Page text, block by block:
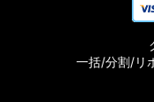
一括/分割/リ